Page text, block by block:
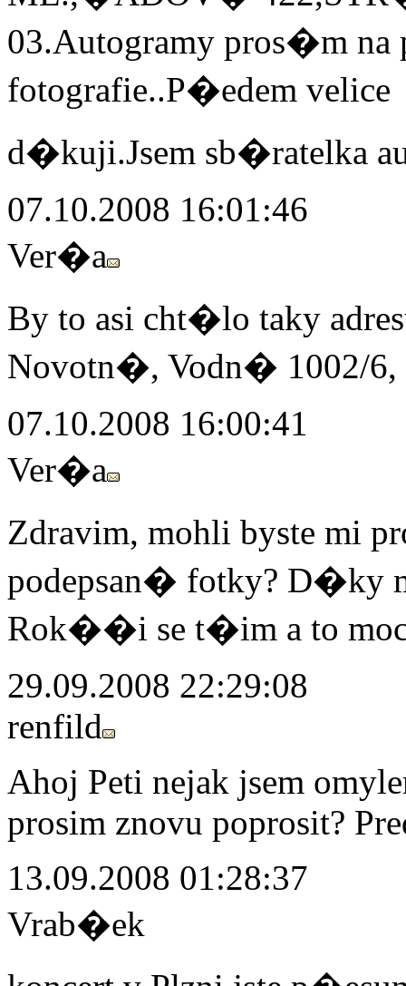
03.Autogramy pros�m
fotografie..P�edem velice
d�kuji.Jsem sb�ratelka
07.10.2008 16:01:46
Ver�a
By to asi cht�lo taky
Novotn�, Vodn� 1002/6,
07.10.2008 16:00:41
Ver�a
Zdravim, mohli byste mi
podepsan� fotky? D�ky
Rok��i se t�im a to
29.09.2008 22:29:08
renfild
Ahoj Peti nejak jsem
prosim znovu poprosit?
13.09.2008 01:28:37
Vrab�ek